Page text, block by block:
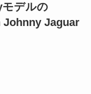
デルの
Johnny Jaguar